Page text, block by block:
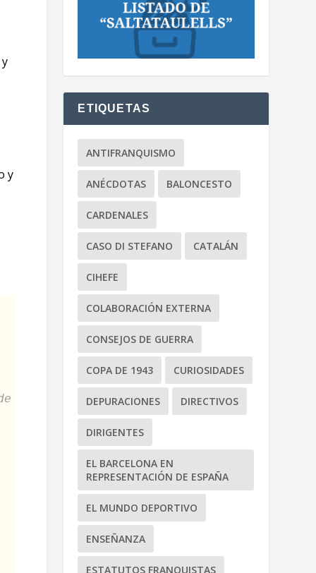
y
ETIQUETAS
ANTIFRANQUISMO
ANÉCDOTAS BALONCESTO
CARDENALES
CASO DI STEFANO CATALÁN
CIHEFE
COLABORACIÓN EXTERNA
CONSEJOS DE GUERRA
COPA DE 1943 CURIOSIDADES
DEPURACIONES DIRECTIVOS
DIRIGENTES
EL BARCELONA EN
REPRESENTACIÓN DE ESPAÑA
EL MUNDO DEPORTIVO
ENSEÑANZA
ESTATUTOS FRANQUISTAS